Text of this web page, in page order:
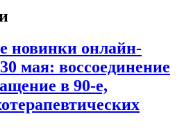
новинки онлайн-
мая: воссоединение
в 90-е,